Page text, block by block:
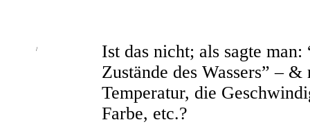
/
Ist das nicht; als sagte
Zustände des Wassers” –
Temperatur, die
Farbe, etc.?